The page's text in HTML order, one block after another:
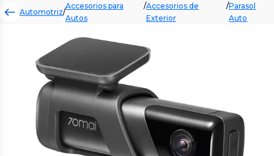
Automotriz/
Accesorios para
Autos
/Accesorios de
Exterior
/Parasol
Auto